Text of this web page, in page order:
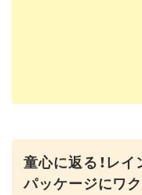
童心に返る！レ
パッケージにワク